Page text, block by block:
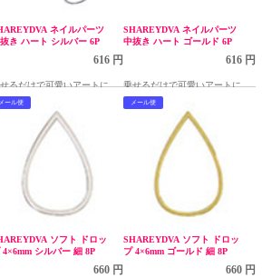
ネイルパーツ
き ハート シルバー 6P
616 円
るだけで可愛いアートに
SHAREYDVA ネイルパーツ
中抜き ハート ゴールド 6P
616 円
乗せるだけで可愛いアートに
メール便
ソフト ドロッ
4×6mm シルバー 細 8P
660 円
メール便
SHAREYDVA ソフト ドロッ
プ 4×6mm ゴールド 細 8P
660 円